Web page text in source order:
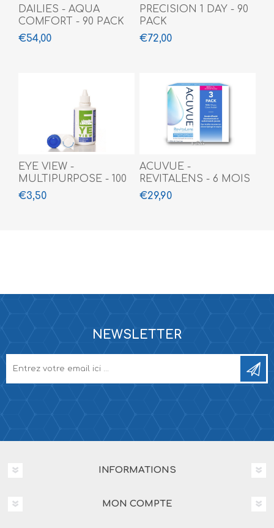
DAILIES - AQUA
COMFORT - 90 PACK
€54,00
PRECISION 1 DAY - 90
PACK
€72,00
EYE VIEW -
MULTIPURPOSE - 100
ML
€3,50
ACUVUE -
REVITALENS - 6 MOIS
(3 X 360 ML)
€29,90
NEWSLETTER
INFORMATIONS
MON COMPTE